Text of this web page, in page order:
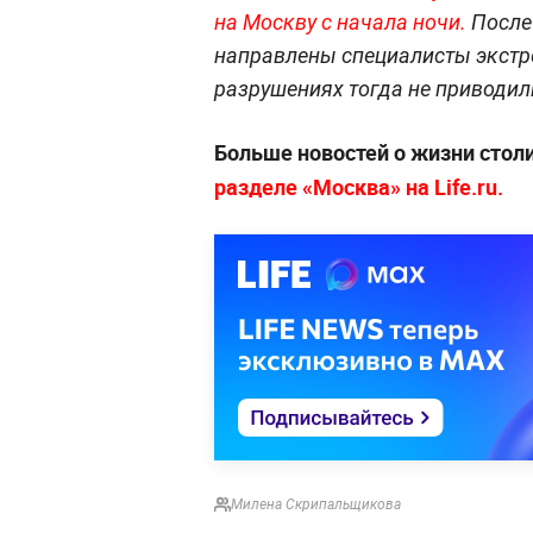
на Москву с начала ночи.
направлены специалисты
разрушениях тогда не
Больше новостей о жизни
разделе «Москва» на Life.ru.
Милена Скрипальщикова